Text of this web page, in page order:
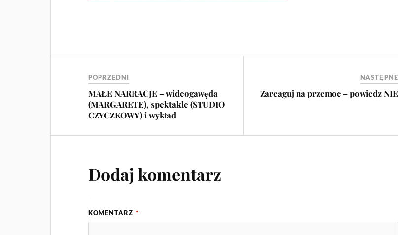
POPRZEDNI
MAŁE NARRACJE – wideogawęda
(MARGARETE), spektakle (STUDIO
CZYCZKOWY) i wykład
NASTĘPNE
Zareaguj na przemoc – powiedz NIE
Dodaj komentarz
KOMENTARZ *